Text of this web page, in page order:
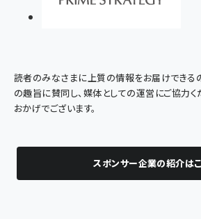
読者のみなさまに上質の情報をお届けできる
の趣旨に賛同し、媒体としての運営にご協力
おかげでございます。
スポンサー企業の紹介は